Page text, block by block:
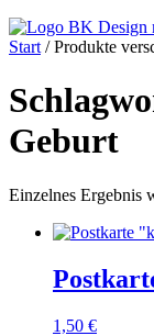
Start / Produkte
Geburt
Einzelnes Ergebnis
1,50 €